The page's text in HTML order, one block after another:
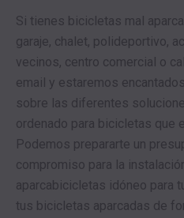
Si tienes bicicletas mal
garaje, chalet, polideportivo,
vecinos, centro comercial o
email y estaremos
sobre las diferentes
ordenado para bicicletas que
Podemos prepararte un
compromiso para la
aparcabicicletas idóneo para
tus bicicletas aparcadas de